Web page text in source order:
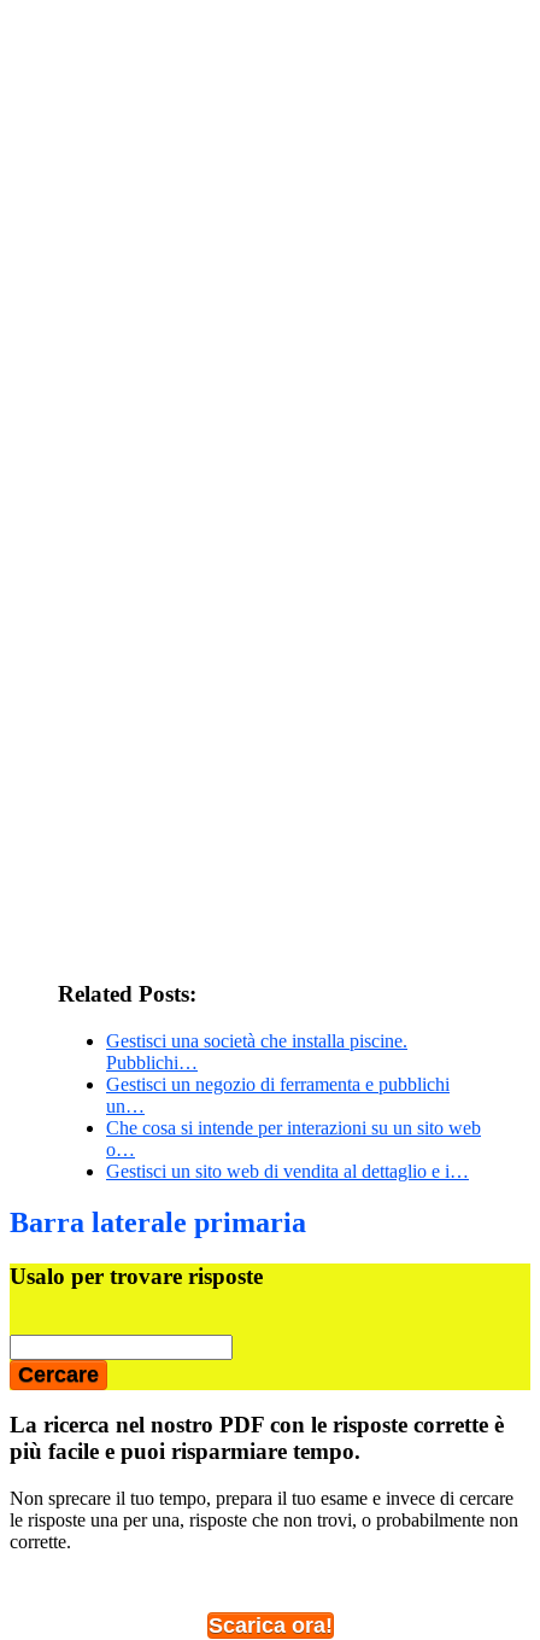
Related Posts:
Gestisci una società che installa piscine.
Pubblichi…
Gestisci un negozio di ferramenta e pubblichi
un…
Che cosa si intende per interazioni su un sito web
o…
Gestisci un sito web di vendita al dettaglio e i…
Barra laterale primaria
Usalo per trovare risposte
La ricerca nel nostro PDF con le risposte corrette è
più facile e puoi risparmiare tempo.
Non sprecare il tuo tempo, prepara il tuo esame e invece di cercare
le risposte una per una, risposte che non trovi, o probabilmente non
corrette.
Scarica ora!